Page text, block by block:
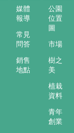
媒體
報導
常見
問答
銷售
地點
公園
位置
圖
市場
樹之
美
植栽
資料
青年
創業